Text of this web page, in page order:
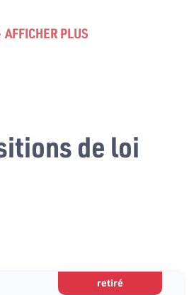
AFFICHER PLUS
de loi
retiré